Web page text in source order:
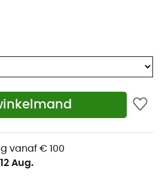
vanaf € 100
Aug.
kilometer of een lange
Deze zeer nauwkeurige IGN-
bevat alle nodige details om u te